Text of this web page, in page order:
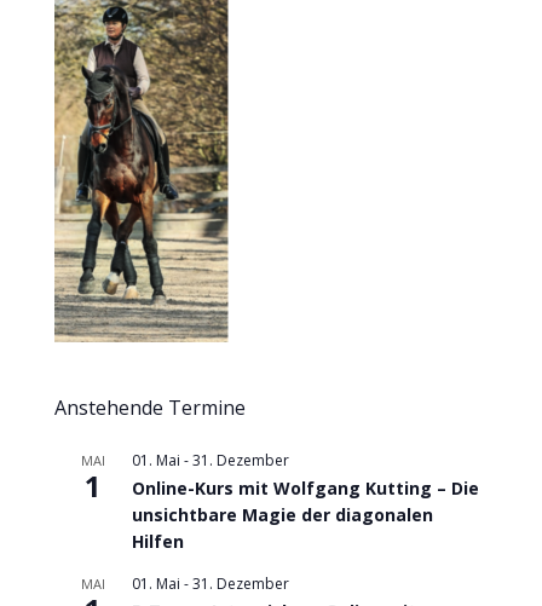
Anstehende Termine
MAI
1
01. Mai -31. Dezember
Online-Kurs mit Wolfgang Kutting – Die
unsichtbare Magie der diagonalen
Hilfen
MAI 01. Mai -31. Dezember